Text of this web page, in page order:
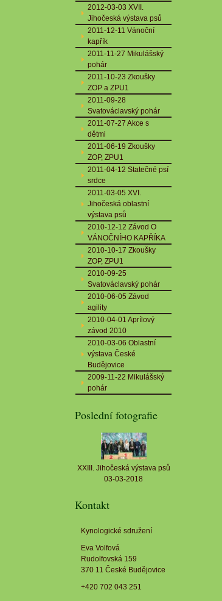
2012-03-03 XVII.
Jihočeská výstava psů
2011-12-11 Vánoční
kapřík
2011-11-27 Mikulášský
pohár
2011-10-23 Zkoušky
ZOP a ZPU1
2011-09-28
Svatováclavský pohár
2011-07-27 Akce s
dětmi
2011-06-19 Zkoušky
ZOP, ZPU1
2011-04-12 Statečné psí
srdce
2011-03-05 XVI.
Jihočeská oblastní
výstava psů
2010-12-12 Závod O
VÁNOČNÍHO KAPŘÍKA
2010-10-17 Zkoušky
ZOP, ZPU1
2010-09-25
Svatováclavský pohár
2010-06-05 Závod
agility
2010-04-01 Aprílový
závod 2010
2010-03-06 Oblastní
výstava České
Budějovice
2009-11-22 Mikulášský
pohár
Poslední fotografie
XXIII. Jihočeská výstava psů
03-03-2018
Kontakt
Kynologické sdružení
Eva Volfová
Rudolfovská 159
370 11 České Budějovice
+420 702 043 251